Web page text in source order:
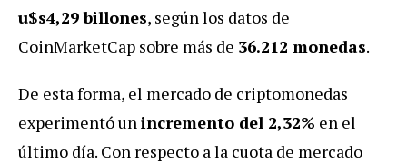
u$s4,29 billones, según los datos de
CoinMarketCap sobre más de 36.212 monedas.
De esta forma, el mercado de criptomonedas
experimentó unincremento del 2,32% en el
último día. Con respecto a la cuota de mercado